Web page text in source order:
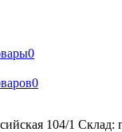
0
0
104/1 Склад: